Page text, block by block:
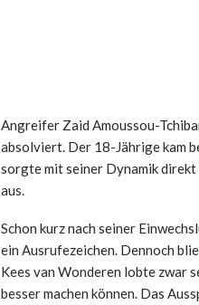
Angreifer Zaid Amoussou-
absolviert. Der 18-Jährige kam
sorgte mit seiner Dynamik
aus.
Schon kurz nach seiner
ein Ausrufezeichen. Dennoch
Kees van Wonderen lobte zwar
besser machen können. Das